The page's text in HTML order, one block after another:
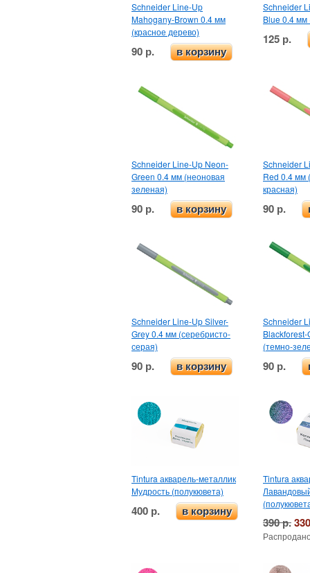
Schneider Line-Up
Mahogany-Brown 0.4 мм
(красное дерево)
90 р. в корзину
Schneider
Blue 0.4 мм
125 р.
Schneider Line-Up Neon-
Green 0.4 мм (неоновая
зеленая)
90 р. в корзину
Schneider
Red 0.4 мм
красная)
90 р.
Schneider Line-Up Silver-
Grey 0.4 мм (серебристо-
серая)
90 р. в корзину
Schneider
(темно-
90 р.
Tintura акварель-металлик
Мудрость (полукювета)
400 р. в корзину
Tintura
390 р.